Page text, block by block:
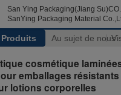
San Ying Packaging(Jiang
SanYing Packaging Material
Produits Au sujet de nous
cosmétique
emballages
lotions corporelles